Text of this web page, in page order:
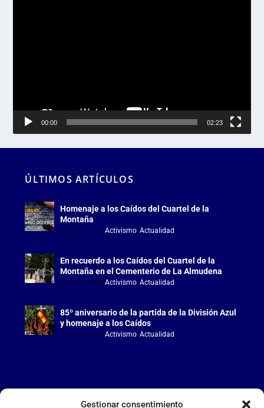
Gestionar consentimiento
00:00 02:23
ÚLTIMOS ARTÍCULOS
Homenaje a los Caídos del Cuartel de la
Montaña
Jul 18, 2026 |Activismo,Actualidad
En recuerdo a los Caídos del Cuartel de la
Montaña en el Cementerio de La Almudena
Jul 18, 2026 |Activismo,Actualidad
85º aniversario de la partida de la División Azul
y homenaje a los Caídos
Jul 15, 2026 |Activismo,Actualidad